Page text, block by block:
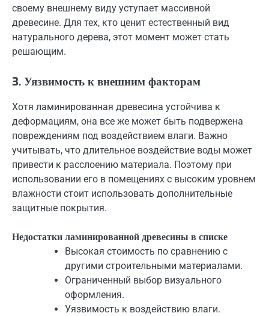
своему внешнему виду уступает массивной
древесине. Для тех, кто ценит естественный вид
натурального дерева, этот момент может стать
решающим.
3. Уязвимость к внешним факторам
Хотя ламинированная древесина устойчива к
деформациям, она все же может быть подвержена
повреждениям под воздействием влаги. Важно
учитывать, что длительное воздействие воды может
привести к расслоению материала. Поэтому при
использовании его в помещениях с высоким уровнем
влажности стоит использовать дополнительные
защитные покрытия.
Недостатки ламинированной древесины в списке
Высокая стоимость по сравнению с
другими строительными материалами.
Ограниченный выбор визуального
оформления.
Уязвимость к воздействию влаги.